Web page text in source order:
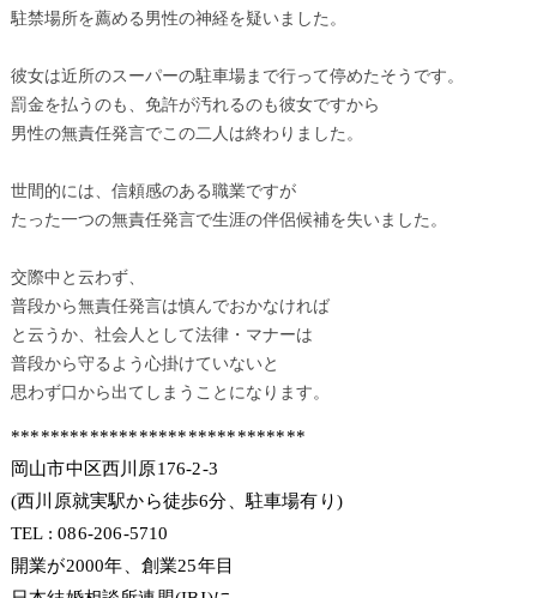
駐禁場所を薦める男性の神経を疑いました。
彼女は近所のスーパーの駐車場まで行って停めたそうです。
罰金を払うのも、免許が汚れるのも彼女ですから
男性の無責任発言でこの二人は終わりました。
世間的には、信頼感のある職業ですが
たった一つの無責任発言で生涯の伴侶候補を失いました。
交際中と云わず、
普段から無責任発言は慎んでおかなければ
と云うか、社会人として法律・マナーは
普段から守るよう心掛けていないと
思わず口から出てしまうことになります。
******************************
岡山市中区西川原176-2-3
(西川原就実駅から徒歩6分、駐車場有り)
TEL : 086-206-5710
開業が2000年、創業25年目